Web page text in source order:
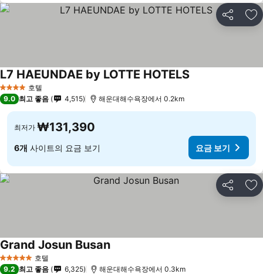
공유 즐
4 성급 호텔
L7 HAEUNDAE by LOTTE HOTELS
9.0 최고 좋음 4,515 해운대해수욕장에서 0.2km
최저가 ₩131,390
6개 사이트의 요금 보기 요금 보기
공유 즐
5 성급 호텔
Grand Josun Busan
9.2 최고 좋음 6,325 해운대해수욕장에서 0.3km